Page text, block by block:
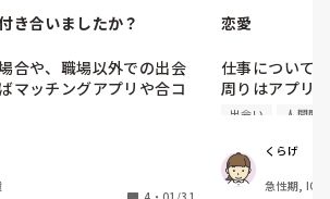
き合いましたか？
合や、職場以外での出会
マッチングアプリや合コ
のデートで告白した、も
。
恋愛
仕事について
周りはアプリ
で、やっぱり
出会い 人間関係
くらげ
急性期,